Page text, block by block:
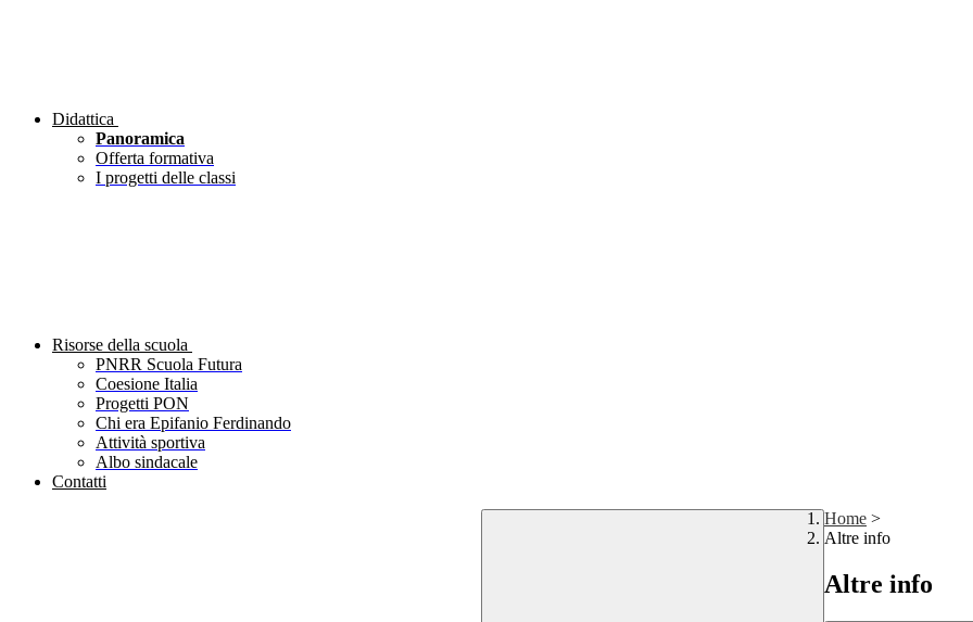
Didattica
Panoramica
Offerta formativa
I progetti delle classi
Risorse della scuola
PNRR Scuola Futura
Coesione Italia
Progetti PON
Chi era Epifanio Ferdinando
Attività sportiva
Albo sindacale
Contatti
Home >
Altre info
Altre info